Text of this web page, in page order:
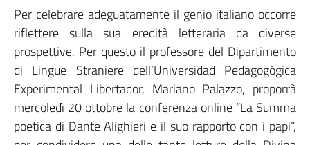
Per celebrare adeguatamente il genio italiano occorre
riflettere sulla sua eredità letteraria da diverse
prospettive. Per questo il professore del Dipartimento
di Lingue Straniere dell’Universidad Pedagogógica
Experimental Libertador, Mariano Palazzo, proporrà
mercoledì 20 ottobre la conferenza online “La Summa
poetica di Dante Alighieri e il suo rapporto con i papi”,